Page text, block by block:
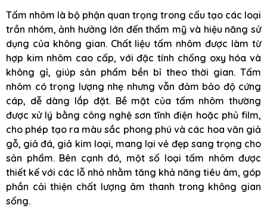
Tấm nhôm là bộ phận quan trọng trong cấu tạo các loại
trần nhôm, ảnh hưởng lớn đến thẩm mỹ và hiệu năng sử
dụng của không gian. Chất liệu tấm nhôm được làm từ
hợp kim nhôm cao cấp, với đặc tính chống oxy hóa và
không gỉ, giúp sản phẩm bền bỉ theo thời gian. Tấm
nhôm có trọng lượng nhẹ nhưng vẫn đảm bảo độ cứng
cáp, dễ dàng lắp đặt. Bề mặt của tấm nhôm thường
được xử lý bằng công nghệ sơn tĩnh điện hoặc phủ film,
cho phép tạo ra màu sắc phong phú và các hoa văn giả
gỗ, giả đá, giả kim loại, mang lại vẻ đẹp sang trọng cho
sản phẩm. Bên cạnh đó, một số loại tấm nhôm được
thiết kế với các lỗ nhỏ nhằm tăng khả năng tiêu âm, góp
phần cải thiện chất lượng âm thanh trong không gian
sống.